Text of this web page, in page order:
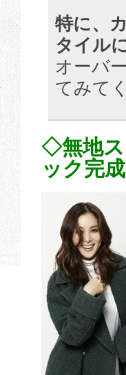
特に、
タイル
オーバ
てみて
◇無地ス
ック完成